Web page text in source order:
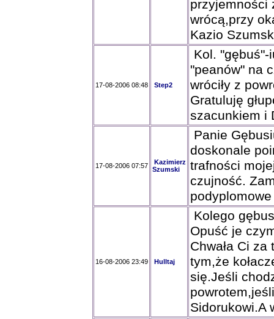
przyjemności
wrócą,przy
Kazio
17-08-2006 08:48 Step2
Kol.
"peanów" na
wróciły z
Gratuluję
szacunkiem i
17-08-2006 07:57
Kazimierz
Szumski
Panie
doskonale
trafności
czujność.
16-08-2006 23:49 Hulltaj
Kolego
Opuść je
Chwała Ci
tym,że
się.Jeśli
Sidorukowi.A